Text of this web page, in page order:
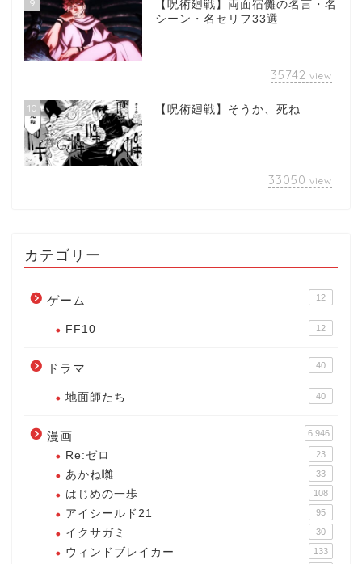
9
【呪術廻戦】両面宿儺の名言・名
シーン・名セリフ33選
35742 view
10 【呪術廻戦】そうか、死ね
33050 view
カテゴリー
ゲーム 12
FF10 12
ドラマ 40
地面師たち 40
漫画 6,946
Re:ゼロ 23
あかね囃 33
はじめの一歩 108
アイシールド21 95
イクサガミ 30
ウィンドブレイカー 133